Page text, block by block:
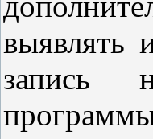
выявлять
запись